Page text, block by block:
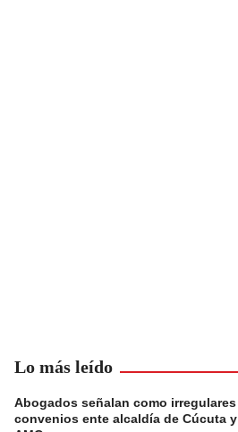
Lo más leído
Abogados señalan como irregulares
convenios ente alcaldía de Cúcuta y